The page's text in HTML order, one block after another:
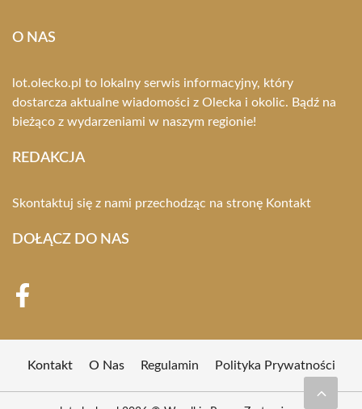
O NAS
lot.olecko.pl to lokalny serwis informacyjny, który
dostarcza aktualne wiadomości z Olecka i okolic. Bądź na
bieżąco z wydarzeniami w naszym regionie!
REDAKCJA
Skontaktuj się z nami przechodząc na stronę Kontakt
DOŁĄCZ DO NAS
Kontakt O Nas Regulamin Polityka Prywatności